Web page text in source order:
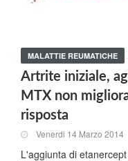
MALATTIE REUMATICHE
Artrite iniziale,
MTX non
risposta
Venerdi 14 Marzo 2014
L'aggiunta di